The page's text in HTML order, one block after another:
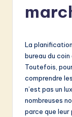
in
La
bureau du
Toutefois,
comprendre
n’est pas un
nombreuses
parce que